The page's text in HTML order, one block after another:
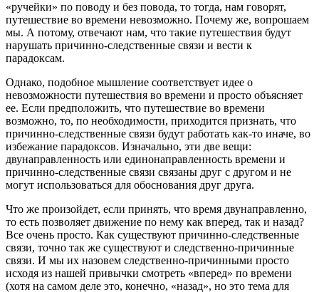
«ручейки» по поводу и без повода, то тогда, нам говорят,
путешествие во времени невозможно. Почему же, вопрошаем
мы. А потому, отвечают нам, что такие путешествия будут
нарушать причинно-следственные связи и вести к
парадоксам.
Однако, подобное мышление соответствует идее о
невозможности путешествия во времени и просто объясняет
ее. Если предположить, что путешествие во времени
возможно, то, по необходимости, приходится признать, что
причинно-следственные связи будут работать как-то иначе, во
избежание парадоксов. Изначально, эти две вещи:
двунаправленность или единонаправленность времени и
причинно-следственные связи связаны друг с другом и не
могут использоваться для обоснования друг друга.
Что же произойдет, если принять, что время двунаправленно,
то есть позволяет движение по нему как вперед, так и назад?
Все очень просто. Как существуют причинно-следственные
связи, точно так же существуют и следственно-причинные
связи. И мы их назовем следственно-причинными просто
исходя из нашей привычки смотреть «вперед» по времени
(хотя на самом деле это, конечно, «назад», но это тема для